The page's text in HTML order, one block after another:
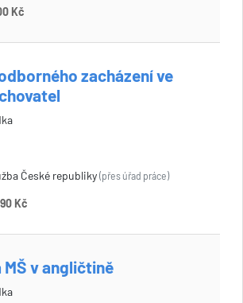
Kč
zacházení ve
České republiky (přes úřad práce)
Kč
v angličtině